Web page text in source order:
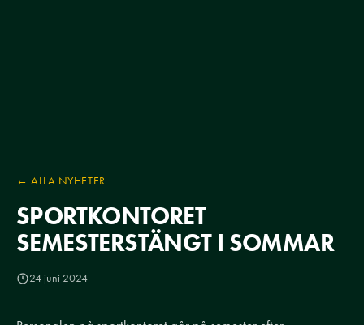
← ALLA NYHETER
SPORTKONTORET
SEMESTERSTÄNGT I SOMMAR
24 juni 2024